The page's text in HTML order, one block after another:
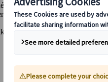
hogy az utazásszervezés
az utazás élményébe.
elkalauzolják Japán festői